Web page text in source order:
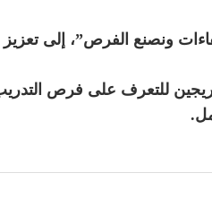
ونصنع الفرص”، إلى تعزيز
للتعرف على فرص